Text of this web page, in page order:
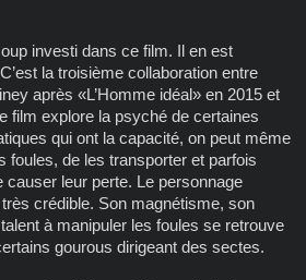
investi dans ce film. Il en est
la troisième collaboration entre
après «L’Homme idéal» en 2015 et
film explore la psyché de certaines
qui ont la capacité, on peut même
foules, de les transporter et parfois
causer leur perte. Le personnage
crédible. Son magnétisme, son
à manipuler les foules se retrouve
gourous dirigeant des sectes.